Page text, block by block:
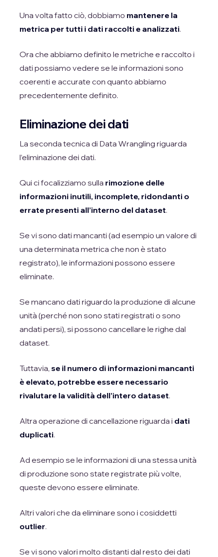
Una volta fatto ciò, dobbiamo mantenere la
metrica per tutti i dati raccolti e analizzati.
Ora che abbiamo definito le metriche e raccolto i
dati possiamo vedere se le informazioni sono
coerenti e accurate con quanto abbiamo
precedentemente definito.
Eliminazione dei dati
La seconda tecnica di Data Wrangling riguarda
l’eliminazione dei dati.
Qui ci focalizziamo sulla rimozione delle
informazioni inutili, incomplete, ridondanti o
errate presenti all’interno del dataset.
Se vi sono dati mancanti (ad esempio un valore di
una determinata metrica che non è stato
registrato), le informazioni possono essere
eliminate.
Se mancano dati riguardo la produzione di alcune
unità (perché non sono stati registrati o sono
andati persi), si possono cancellare le righe dal
dataset.
Tuttavia, se il numero di informazioni mancanti
è elevato, potrebbe essere necessario
rivalutare la validità dell’intero dataset.
Altra operazione di cancellazione riguarda i dati
duplicati.
Ad esempio se le informazioni di una stessa unità
di produzione sono state registrate più volte,
queste devono essere eliminate.
Altri valori che da eliminare sono i cosiddetti
outlier.
Se vi sono valori molto distanti dal resto dei dati